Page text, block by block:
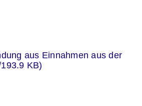
aus Einnahmen aus der
KB)